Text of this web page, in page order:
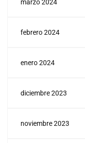
marzo 2024
febrero 2024
enero 2024
diciembre 2023
noviembre 2023